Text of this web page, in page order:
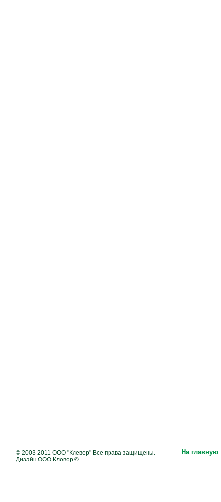
© 2003-2011 ООО "Клевер" Все права защищены.
Дизайн ООО Клевер ©
На главную